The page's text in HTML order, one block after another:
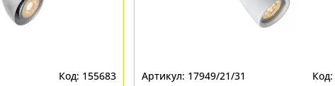
155683 17949/21/31